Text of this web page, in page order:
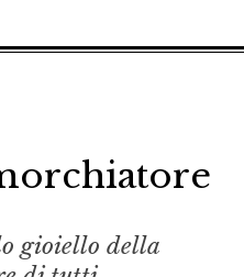
gioiello della